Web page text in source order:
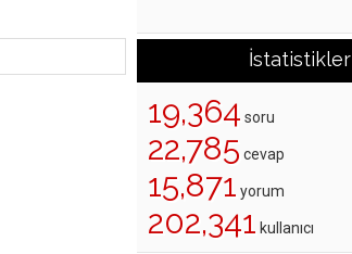
İstatistikler
19,364 soru
22,785 cevap
15,871 yorum
202,341 kullanıcı